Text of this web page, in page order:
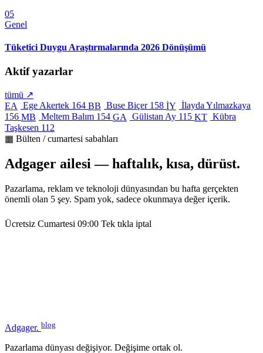
05
Genel
Tüketici Duygu Araştırmalarında 2026 Dönüşümü
Aktif yazarlar
tümü ↗
EA
Ege Akertek 164 BB Buse Biçer 158 İY İlayda Yılmazkaya
156 MB Meltem Balım 154 GA Gülistan Ay 115 KT Kübra
Taşkesen 112
▦ Bülten / cumartesi sabahları
Adgager ailesi — haftalık, kısa, dürüst.
Pazarlama, reklam ve teknoloji dünyasından bu hafta gerçekten
önemli olan 5 şey. Spam yok, sadece okunmaya değer içerik.
Ücretsiz Cumartesi 09:00 Tek tıkla iptal
Adgager. blog
Pazarlama dünyası değişiyor. Değişime ortak ol.